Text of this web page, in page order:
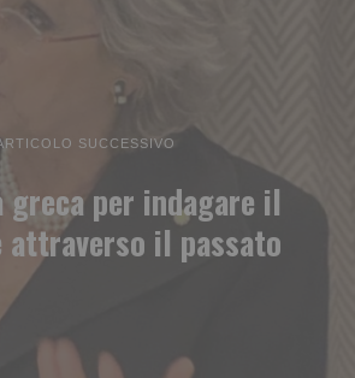
SUCCESSIVO
greca per indagare il
attraverso il passato